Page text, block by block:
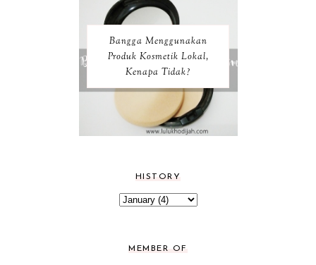
Bangga Menggunakan
Produk Kosmetik Lokal,
Kenapa Tidak?
HISTORY
MEMBER OF